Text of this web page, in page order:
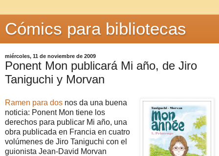
Cómics para bibliotecas
miércoles, 11 de noviembre de 2009
Ponent Mon publicará Mi año, de Jiro
Taniguchi y Morvan
Ramen para dos nos da una buena
noticia: Ponent Mon tiene los
derechos para publicar Mi año, una
obra publicada en Francia en cuatro
volúmenes de Jiro Taniguchi con el
guionista Jean-David Morvan